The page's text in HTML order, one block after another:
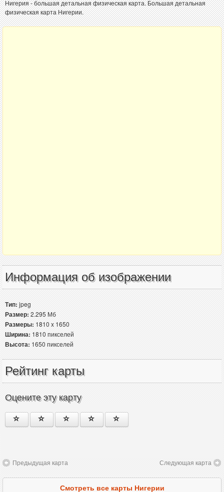
Нигерия - большая детальная физическая карта. Большая детальная
физическая карта Нигерии.
Информация об изображении
Тип:jpeg
Размер:2.295 Мб
Размеры:1810 x 1650
Ширина:1810 пикселей
Высота:1650 пикселей
Рейтинг карты
Оцените эту карту
Предыдущая карта Следующая карта
Смотреть все карты Нигерии